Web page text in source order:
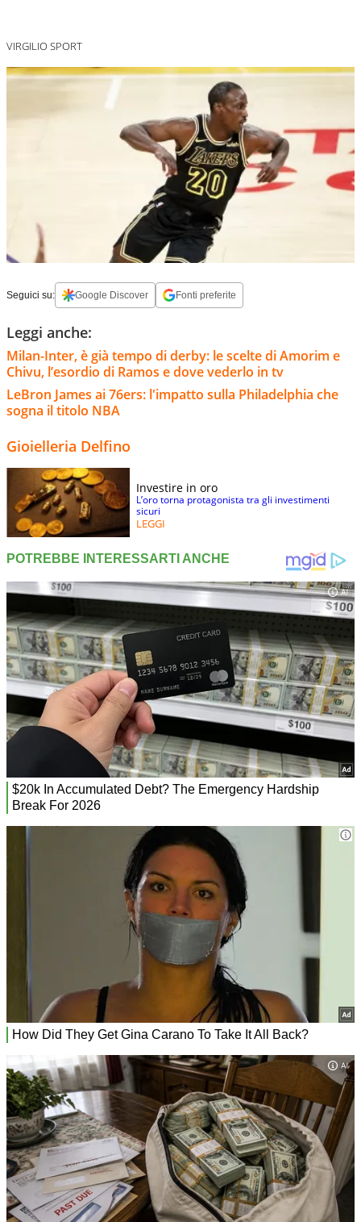
VIRGILIO SPORT
Seguici su: Google Discover Fonti preferite
Leggi anche:
Milan-Inter, è già tempo di derby: le scelte di Amorim e
Chivu, l’esordio di Ramos e dove vederlo in tv
LeBron James ai 76ers: l'impatto sulla Philadelphia che
sogna il titolo NBA
Gioielleria Delfino
Investire in oro
L’oro torna protagonista tra gli investimenti
sicuri
LEGGI